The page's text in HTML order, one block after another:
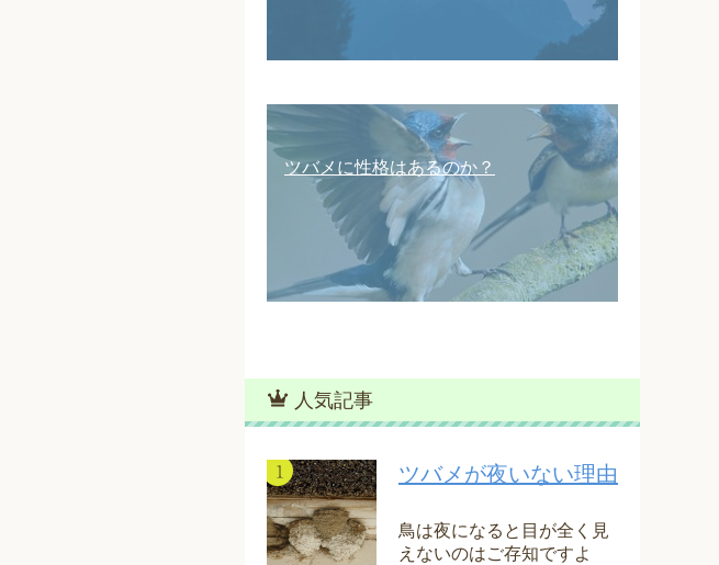
ツバメに性格はあるのか？
人気記事
ツバメが夜いない理由
鳥は夜になると目が全く見
えないのはご存知ですよ